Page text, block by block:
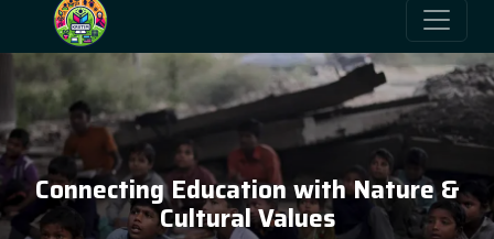
Connecting Education with Nature &
Cultural Values